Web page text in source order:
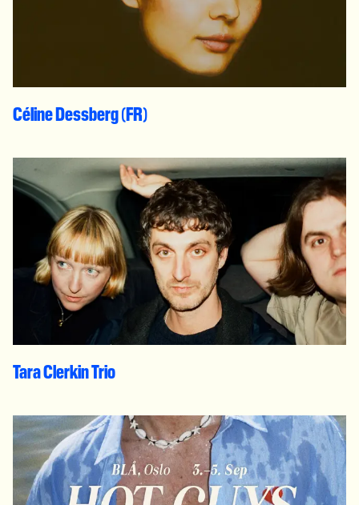
Céline Dessberg (FR)
Tara Clerkin Trio